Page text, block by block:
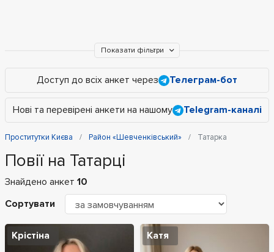
Показати фільтри
Доступ до всіх анкет через Телеграм-бот
Нові та перевірені анкети на нашому Telegram-каналі
Проститутки Києва Район «Шевченківський» Татарка
Повії на Татарці
Знайдено анкет 10
Сортувати
Крістіна Катя